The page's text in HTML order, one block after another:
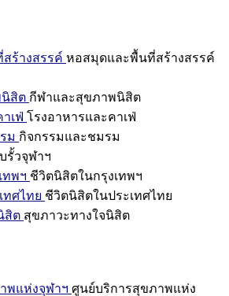
ร้างสรรค์ หอสมุดและพื้นที่สร้างสรรค์
สิต กีฬาและสุขภาพนิสิต
เฟ่ โรงอาหารและคาเฟ่
ม กิจกรรมและชมรม
รั้วจุฬาฯ
ทพฯ ชีวิตนิสิตในกรุงเทพฯ
ทศไทย ชีวิตนิสิตในประเทศไทย
สิต สุขภาวะทางใจนิสิต
พแห่งจุฬาฯ ศูนย์บริการสุขภาพแห่ง